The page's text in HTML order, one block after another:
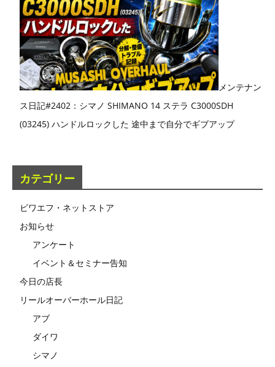
メンテナン
ス日記#2402：シマノ SHIMANO 14 ステラ C3000SDH
(03245) ハンドルロックした 途中まで自分でギブアップ
カテゴリー
ビワエフ・ネットストア
お知らせ
アンケート
イベント＆セミナー告知
今日の店長
リールオーバーホール日記
アブ
ダイワ
シマノ